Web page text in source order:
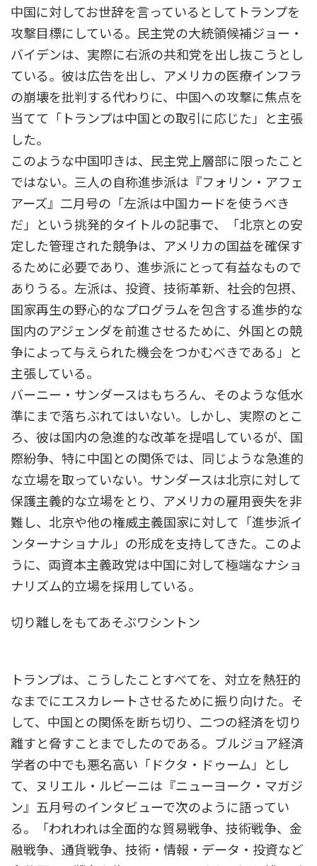
中国に対してお世辞を言っているとしてトランプを
攻撃目標にしている。民主党の大統領候補ジョー・
バイデンは、実際に右派の共和党を出し抜こうとし
ている。彼は広告を出し、アメリカの医療インフラ
の崩壊を批判する代わりに、中国への攻撃に焦点を
当てて「トランプは中国との取引に応じた」と主張
した。
このような中国叩きは、民主党上層部に限ったこと
ではない。三人の自称進歩派は『フォリン・アフェ
アーズ』二月号の「左派は中国カードを使うべき
だ」という挑発的タイトルの記事で、「北京との安
定した管理された競争は、アメリカの国益を確保す
るために必要であり、進歩派にとって有益なもので
ありうる。左派は、投資、技術革新、社会的包摂、
国家再生の野心的なプログラムを包含する進歩的な
国内のアジェンダを前進させるために、外国との競
争によって与えられた機会をつかむべきである」と
主張している。
バーニー・サンダースはもちろん、そのような低水
準にまで落ちぶれてはいない。しかし、実際のとこ
ろ、彼は国内の急進的な改革を提唱しているが、国
際紛争、特に中国との関係では、同じような急進的
な立場を取っていない。サンダースは北京に対して
保護主義的な立場をとり、アメリカの雇用喪失を非
難し、北京や他の権威主義国家に対して「進歩派イ
ンターナショナル」の形成を支持してきた。このよ
うに、両資本主義政党は中国に対して極端なナショ
ナリズム的立場を採用している。
切り離しをもてあそぶワシントン
トランプは、こうしたことすべてを、対立を熱狂的
なまでにエスカレートさせるために振り向けた。そ
して、中国との関係を断ち切り、二つの経済を切り
離すと脅すことまでしたのである。ブルジョア経済
学者の中でも悪名高い「ドクタ・ドゥーム」とし
て、ヌリエル・ルビーニは『ニューヨーク・マガジ
ン』五月号のインタビューで次のように語ってい
る。「われわれは全面的な貿易戦争、技術戦争、金
融戦争、通貨戦争、技術・情報・データ・投資など